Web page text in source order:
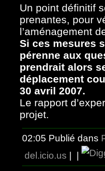
Un point définitif
prenantes, pour
l’aménagement
Si ces mesures
pérenne aux
prendrait alors
déplacement
30 avril 2007.
Le rapport
projet.
02:05 Publié dans
del.icio.us | |